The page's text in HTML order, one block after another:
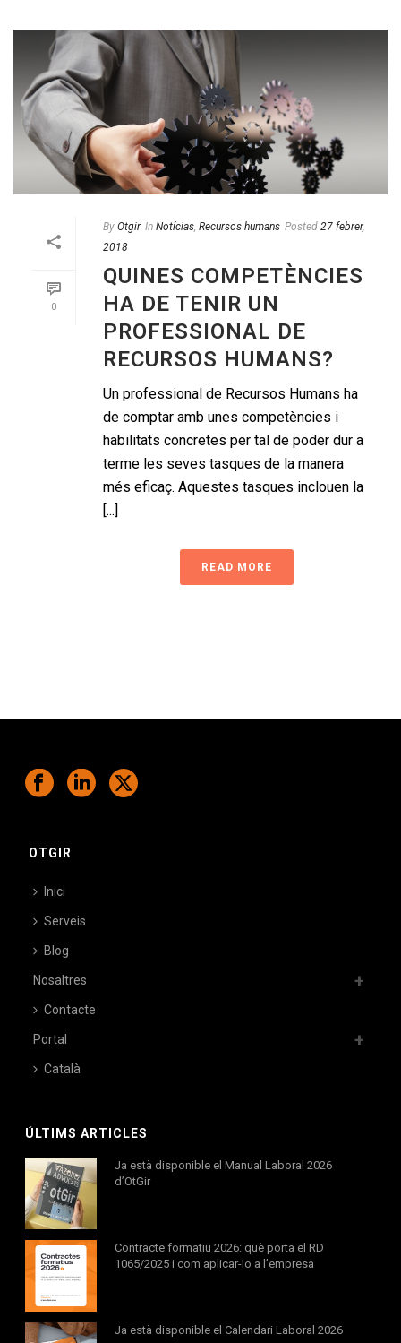
0
By Otgir In Notícias, Recursos humans Posted 27 febrer,
2018
QUINES COMPETÈNCIES
HA DE TENIR UN
PROFESSIONAL DE
RECURSOS HUMANS?
Un professional de Recursos Humans ha
de comptar amb unes competències i
habilitats concretes per tal de poder dur a
terme les seves tasques de la manera
més eficaç. Aquestes tasques inclouen la
[...]
READ MORE
OTGIR
Inici
Serveis
Blog
Nosaltres
Contacte
Portal
Català
ÚLTIMS ARTICLES
Ja està disponible el Manual Laboral 2026
d’OtGir
Contracte formatiu 2026: què porta el RD
1065/2025 i com aplicar-lo a l’empresa
Ja està disponible el Calendari Laboral 2026